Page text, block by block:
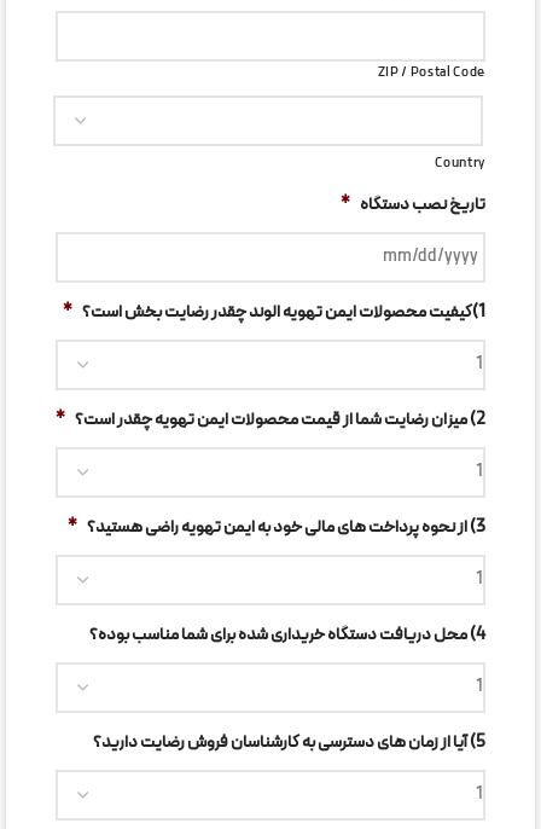
ZIP / Postal Code
Country
تاریخ نصب دستگاه *
1)کیفیت محصولات ایمن تهویه الوند چقدر رضایت بخش است؟ *
2) میزان رضایت شما از قیمت محصولات ایمن تهویه چقدر است؟ *
3) از نحوه پرداخت های مالی خود به ایمن تهویه راضی هستید؟ *
4) محل دریافت دستگاه خریداری شده برای شما مناسب بوده؟
5) آیا از زمان های دسترسی به کارشناسان فروش رضایت دارید؟